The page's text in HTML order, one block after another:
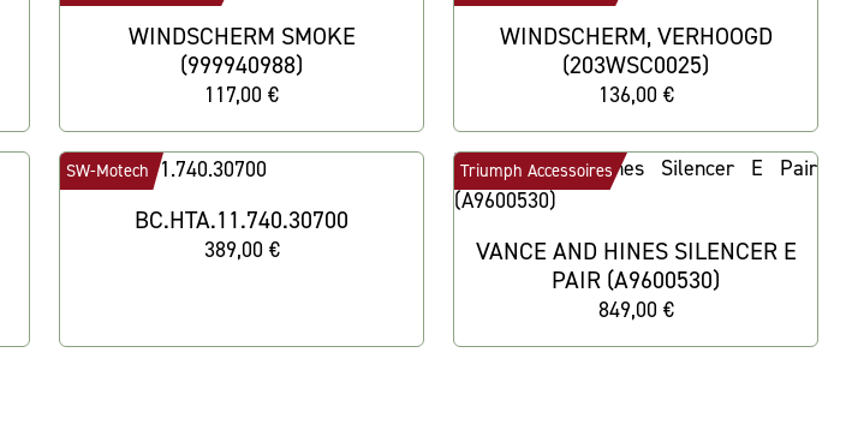
WINDSCHERM SMOKE
(999940988)
117,00 €
WINDSCHERM, VERHOOGD
(203WSC0025)
136,00 €
SW-Motech
BC.HTA.11.740.30700
389,00 €
Triumph Accessoires
VANCE AND HINES SILENCER E
PAIR (A9600530)
849,00 €